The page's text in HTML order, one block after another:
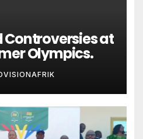
Controversies at
Olympics.